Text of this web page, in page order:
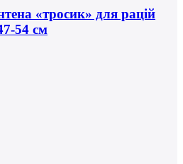
«тросик» для рацій
54 см